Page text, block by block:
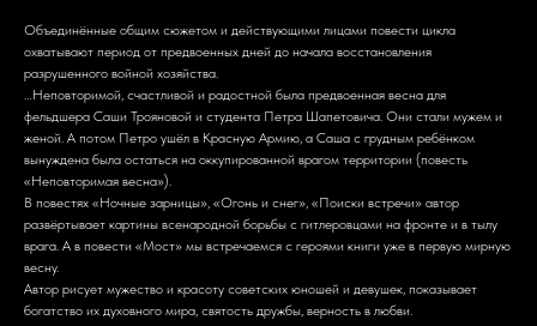
Объединённые общим сюжетом и действующими лицами повести цикла
охватывают период от предвоенных дней до начала восстановления
разрушенного войной хозяйства.
…Неповторимой, счастливой и радостной была предвоенная весна для
фельдшера Саши Трояновой и студента Петра Шапетовича. Они стали мужем и
женой. А потом Петро ушёл в Красную Армию, а Саша с грудным ребёнком
вынуждена была остаться на оккупированной врагом территории (повесть
«Неповторимая весна»).
В повестях «Ночные зарницы», «Огонь и снег», «Поиски встречи» автор
развёртывает картины всенародной борьбы с гитлеровцами на фронте и в тылу
врага. А в повести «Мост» мы встречаемся с героями книги уже в первую мирную
весну.
Автор рисует мужество и красоту советских юношей и девушек, показывает
богатство их духовного мира, святость дружбы, верность в любви.